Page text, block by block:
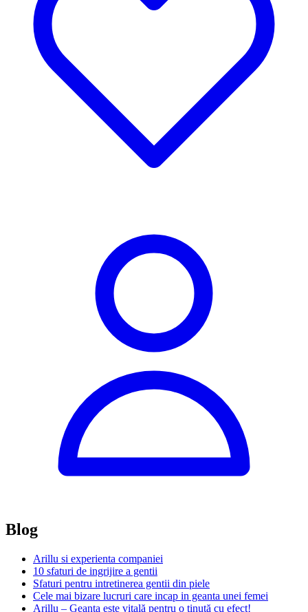
Blog
Arillu si experienta companiei
10 sfaturi de ingrijire a gentii
Sfaturi pentru intretinerea gentii din piele
Cele mai bizare lucruri care incap in geanta unei femei
Arillu – Geanta este vitală pentru o ţinută cu efect!